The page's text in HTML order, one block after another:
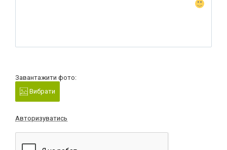
Завантажити фото:
Вибрати
Авторизуватись